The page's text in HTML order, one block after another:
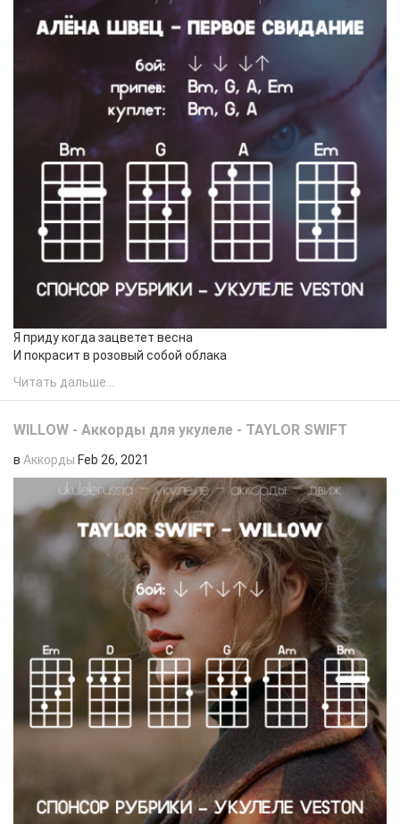
Я приду когда зацветет весна
И покрасит в розовый собой облака
Читать дальше...
WILLOW - Аккорды для укулеле - TAYLOR SWIFT
в Аккорды Feb 26, 2021